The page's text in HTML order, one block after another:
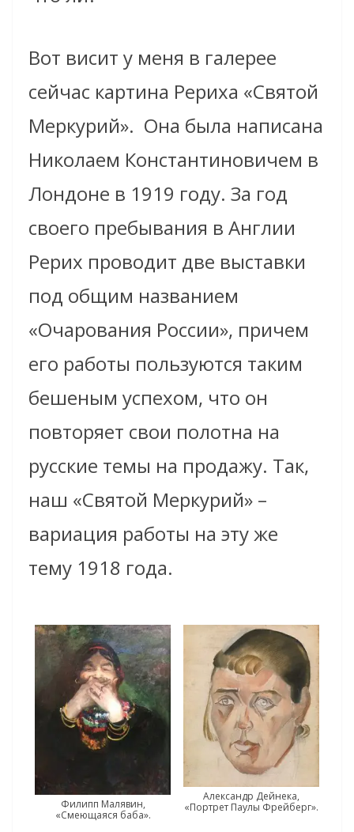
Вот висит у меня в галерее
сейчас картина Рериха «Святой
Меркурий». Она была написана
Николаем Константиновичем в
Лондоне в 1919 году. За год
своего пребывания в Англии
Рерих проводит две выставки
под общим названием
«Очарования России», причем
его работы пользуются таким
бешеным успехом, что он
повторяет свои полотна на
русские темы на продажу. Так,
наш «Святой Меркурий» –
вариация работы на эту же
тему 1918 года.
Филипп Малявин,
«Смеющаяся баба».
Александр Дейнека,
«Портрет Паулы Фрейберг».